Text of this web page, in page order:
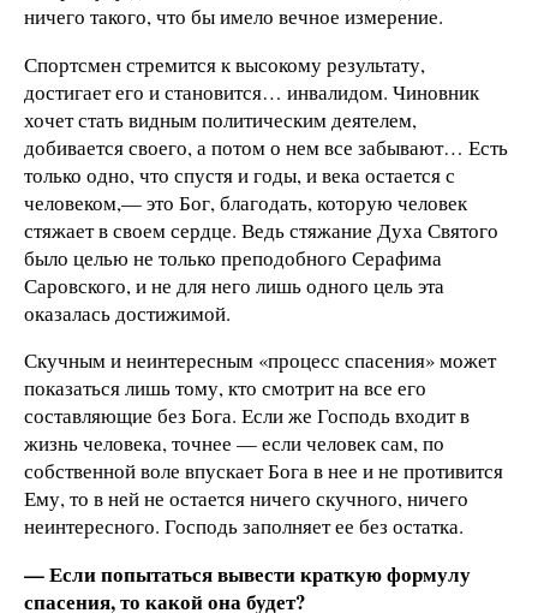
ничего такого, что бы имело вечное измерение.
Спортсмен стремится к высокому результату,
достигает его и становится… инвалидом. Чиновник
хочет стать видным политическим деятелем,
добивается своего, а потом о нем все забывают… Есть
только одно, что спустя и годы, и века остается с
человеком,— это Бог, благодать, которую человек
стяжает в своем сердце. Ведь стяжание Духа Святого
было целью не только преподобного Серафима
Саровского, и не для него лишь одного цель эта
оказалась достижимой.
Скучным и неинтересным «процесс спасения» может
показаться лишь тому, кто смотрит на все его
составляющие без Бога. Если же Господь входит в
жизнь человека, точнее — если человек сам, по
собственной воле впускает Бога в нее и не противится
Ему, то в ней не остается ничего скучного, ничего
неинтересного. Господь заполняет ее без остатка.
— Если попытаться вывести краткую формулу
спасения, то какой она будет?